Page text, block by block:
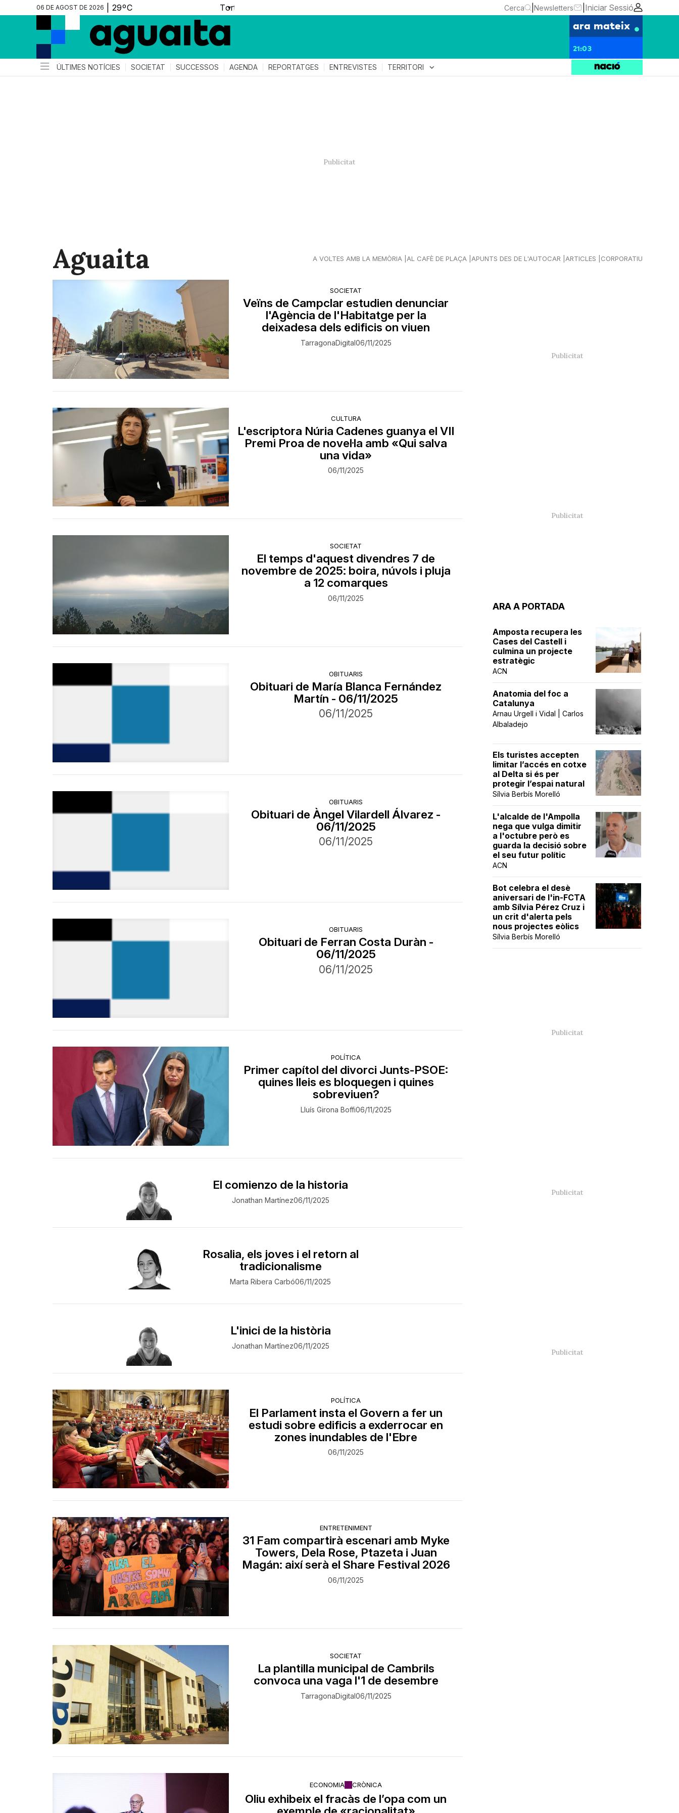
06 DE AGOST DE 2026 ▼ Cerca Newsletters Iniciar Sessió
ara mateix
21:03
ÚLTIMES NOTÍCIES SOCIETAT SUCCESSOS AGENDA REPORTATGES ENTREVISTES TERRITORI expand_more
Aguaita A VOLTES AMB LA MEMÒRIA AL CAFÈ DE PLAÇA APUNTS DES DE L'AUTOCAR ARTICLES CORPORATIU
SOCIETAT
Veïns de Campclar estudien denunciar
l'Agència de l'Habitatge per la
deixadesa dels edificis on viuen
TarragonaDigital06/11/2025
CULTURA
L'escriptora Núria Cadenes guanya el VII
Premi Proa de novel·la amb «Qui salva
una vida»
06/11/2025
SOCIETAT
El temps d'aquest divendres 7 de
novembre de 2025: boira, núvols i pluja
a 12 comarques
06/11/2025
OBITUARIS
Obituari de María Blanca Fernández
Martín - 06/11/2025
06/11/2025
OBITUARIS
Obituari de Àngel Vilardell Álvarez -
06/11/2025
06/11/2025
OBITUARIS
Obituari de Ferran Costa Duràn -
06/11/2025
06/11/2025
POLÍTICA
Primer capítol del divorci Junts-PSOE:
quines lleis es bloquegen i quines
sobreviuen?
Lluís Girona Boffi06/11/2025
El comienzo de la historia
Jonathan Martínez06/11/2025
Rosalia, els joves i el retorn al
tradicionalisme
Marta Ribera Carbó06/11/2025
L'inici de la història
Jonathan Martínez06/11/2025
POLÍTICA
El Parlament insta el Govern a fer un
estudi sobre edificis a exderrocar en
zones inundables de l'Ebre
06/11/2025
ENTRETENIMENT
31 Fam compartirà escenari amb Myke
Towers, Dela Rose, Ptazeta i Juan
Magán: així serà el Share Festival 2026
06/11/2025
SOCIETAT
La plantilla municipal de Cambrils
convoca una vaga l'1 de desembre
TarragonaDigital06/11/2025
ECONOMIA CRÒNICA
Oliu exhibeix el fracàs de l’opa com un
ARA A PORTADA
Amposta recupera les
Cases del Castell i
culmina un projecte
estratègic
ACN
Anatomia del foc a
Catalunya
Arnau Urgell i Vidal | Carlos
Albaladejo
Els turistes accepten
limitar l’accés en cotxe
al Delta si és per
protegir l’espai natural
Sílvia Berbís Morelló
L'alcalde de l'Ampolla
nega que vulga dimitir
a l'octubre però es
guarda la decisió sobre
el seu futur polític
ACN
Bot celebra el desè
aniversari de l'in-FCTA
amb Sílvia Pérez Cruz i
un crit d'alerta pels
nous projectes eòlics
Sílvia Berbís Morelló